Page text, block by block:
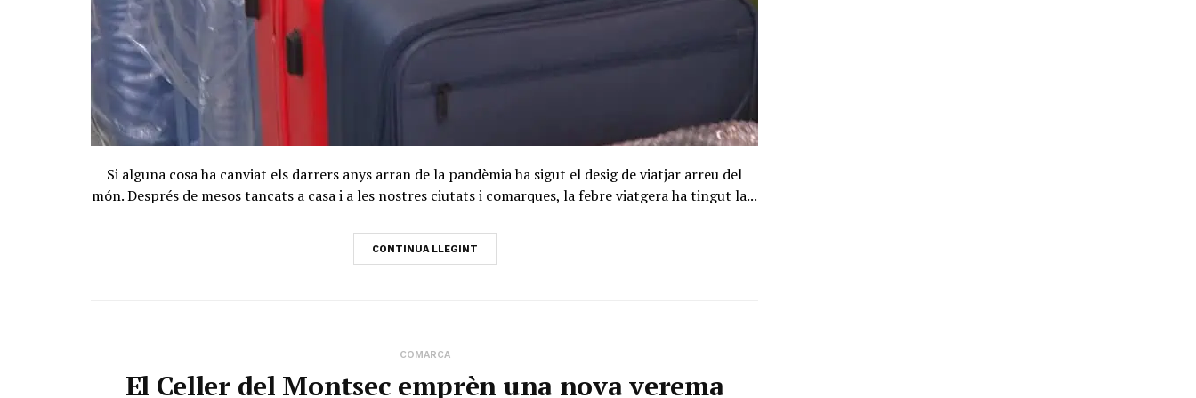
Si alguna cosa ha canviat els darrers anys arran de la pandèmia ha sigut el desig de viatjar arreu del
món. Després de mesos tancats a casa i a les nostres ciutats i comarques, la febre viatgera ha tingut la...
CONTINUA LLEGINT
COMARCA
El Celler del Montsec emprèn una nova verema